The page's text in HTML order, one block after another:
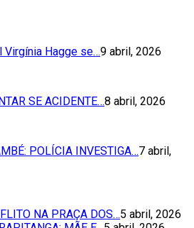
Virgínia Hagge se…9 abril, 2026
SE ACIDENTE…8 abril, 2026
POLÍCIA INVESTIGA…7 abril,
NA PRAÇA DOS…5 abril, 2026